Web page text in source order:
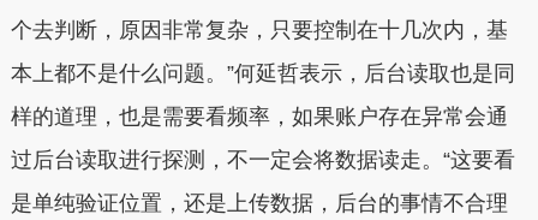
个去判断，原因非常复杂，只要控制在十几次内，基
本上都不是什么问题。”何延哲表示，后台读取也是同
样的道理，也是需要看频率，如果账户存在异常会通
过后台读取进行探测，不一定会将数据读走。“这要看
是单纯验证位置，还是上传数据，后台的事情不合理